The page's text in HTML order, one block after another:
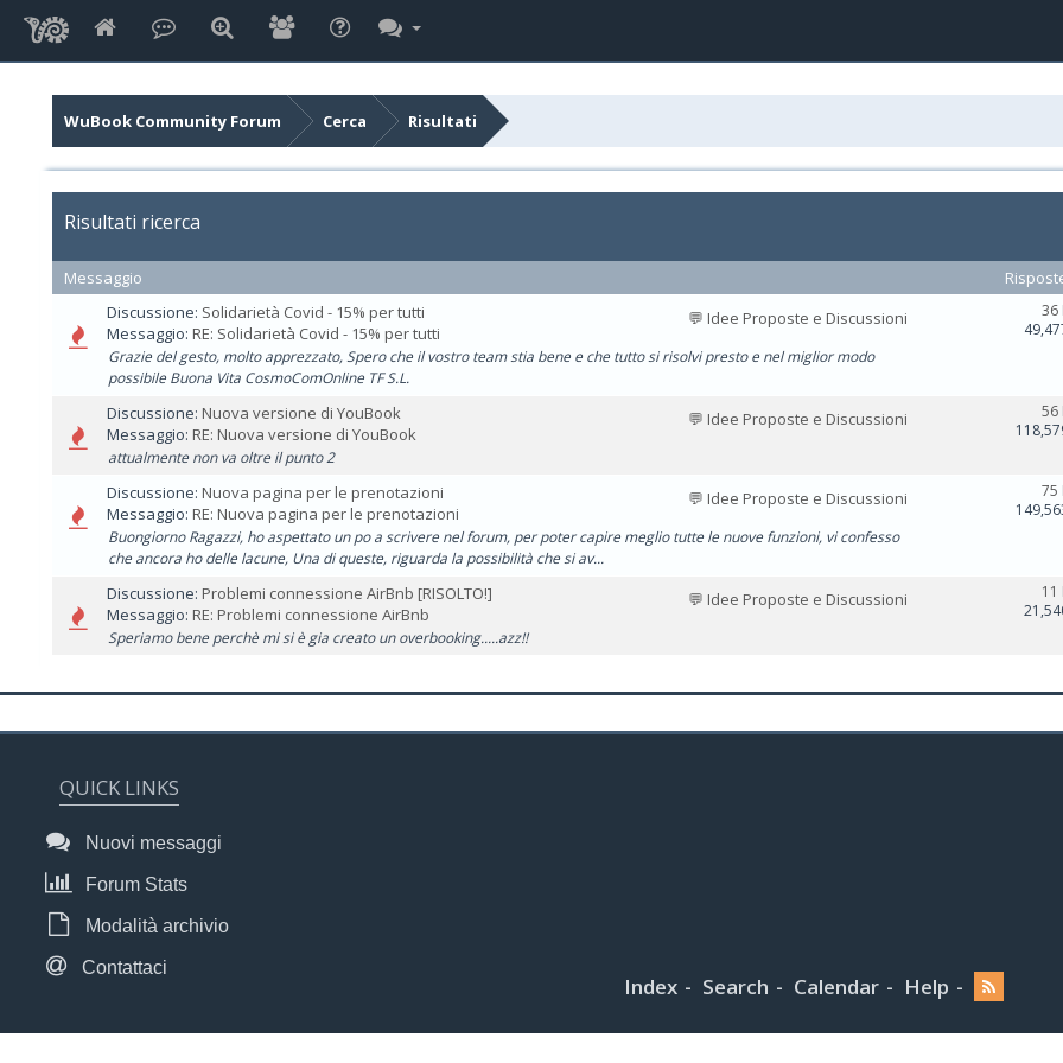
WuBook Community Forum Cerca Risultati
Risultati ricerca
Messaggio
💬 Idee Proposte e Discussioni
Discussione: Solidarietà Covid - 15% per tutti
Messaggio: RE: Solidarietà Covid - 15% per tutti
Grazie del gesto, molto apprezzato, Spero che il vostro team stia bene e che tutto si risolvi presto e nel miglior modo
possibile Buona Vita CosmoComOnline TF S.L.
36
💬 Idee Proposte e Discussioni
Discussione: Nuova versione di YouBook
Messaggio: RE: Nuova versione di YouBook
attualmente non va oltre il punto 2
56
💬 Idee Proposte e Discussioni
Discussione: Nuova pagina per le prenotazioni
Messaggio: RE: Nuova pagina per le prenotazioni
Buongiorno Ragazzi, ho aspettato un po a scrivere nel forum, per poter capire meglio tutte le nuove funzioni, vi confesso
che ancora ho delle lacune, Una di queste, riguarda la possibilità che si av...
75
💬 Idee Proposte e Discussioni
Discussione: Problemi connessione AirBnb [RISOLTO!]
Messaggio: RE: Problemi connessione AirBnb
Speriamo bene perchè mi si è gia creato un overbooking.....azz!!
11
QUICK LINKS
Nuovi messaggi
Forum Stats
Modalità archivio
Contattaci
Index Search Calendar Help